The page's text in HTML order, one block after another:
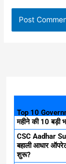
Top 10
महीने की 10 बड़ी
CSC Aadhar
बहाली आधार
शुरू?